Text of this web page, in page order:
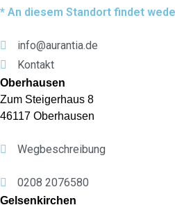
* An diesem Standort findet
info@aurantia.de
Kontakt
Oberhausen
Zum Steigerhaus 8
46117 Oberhausen
Wegbeschreibung
0208 2076580
Gelsenkirchen